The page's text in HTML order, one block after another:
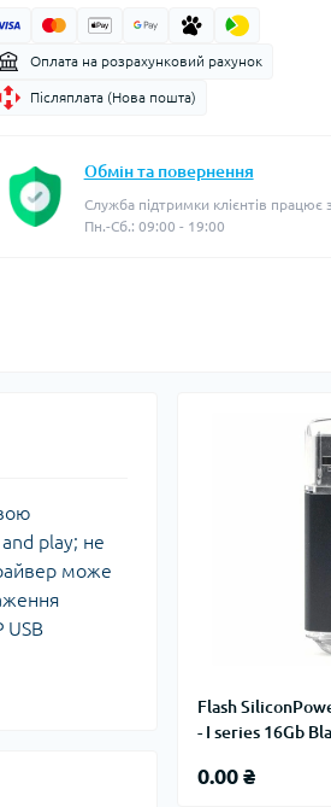
Оплата на розрахунковий рахунок
Післяплата (Нова пошта)
Обмін та повернення
Служба підтримки клієнтів працює
Пн.-Сб.: 09:00 - 19:00
Flash
- I series 16Gb
0.00 ₴
play; не
може
USB